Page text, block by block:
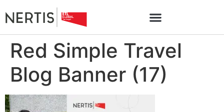
Red Simple Travel
Blog Banner (17)